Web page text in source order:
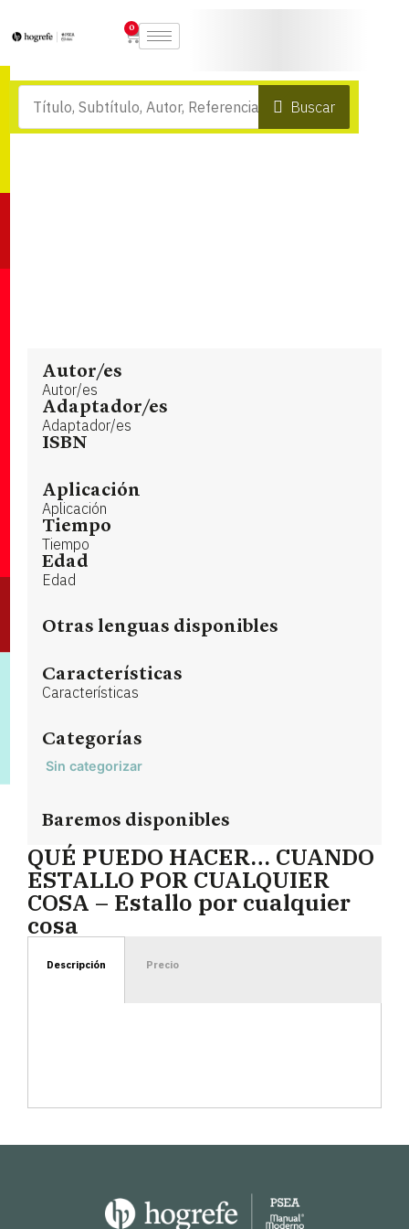
0
Buscar
Autor/es
Autor/es
Adaptador/es
Adaptador/es
ISBN
Aplicación
Aplicación
Tiempo
Tiempo
Edad
Edad
Otras lenguas disponibles
Características
Características
Categorías
Sin categorizar
Baremos disponibles
QUÉ PUEDO HACER… CUANDO
ESTALLO POR CUALQUIER
COSA – Estallo por cualquier
cosa
Descripción Precio